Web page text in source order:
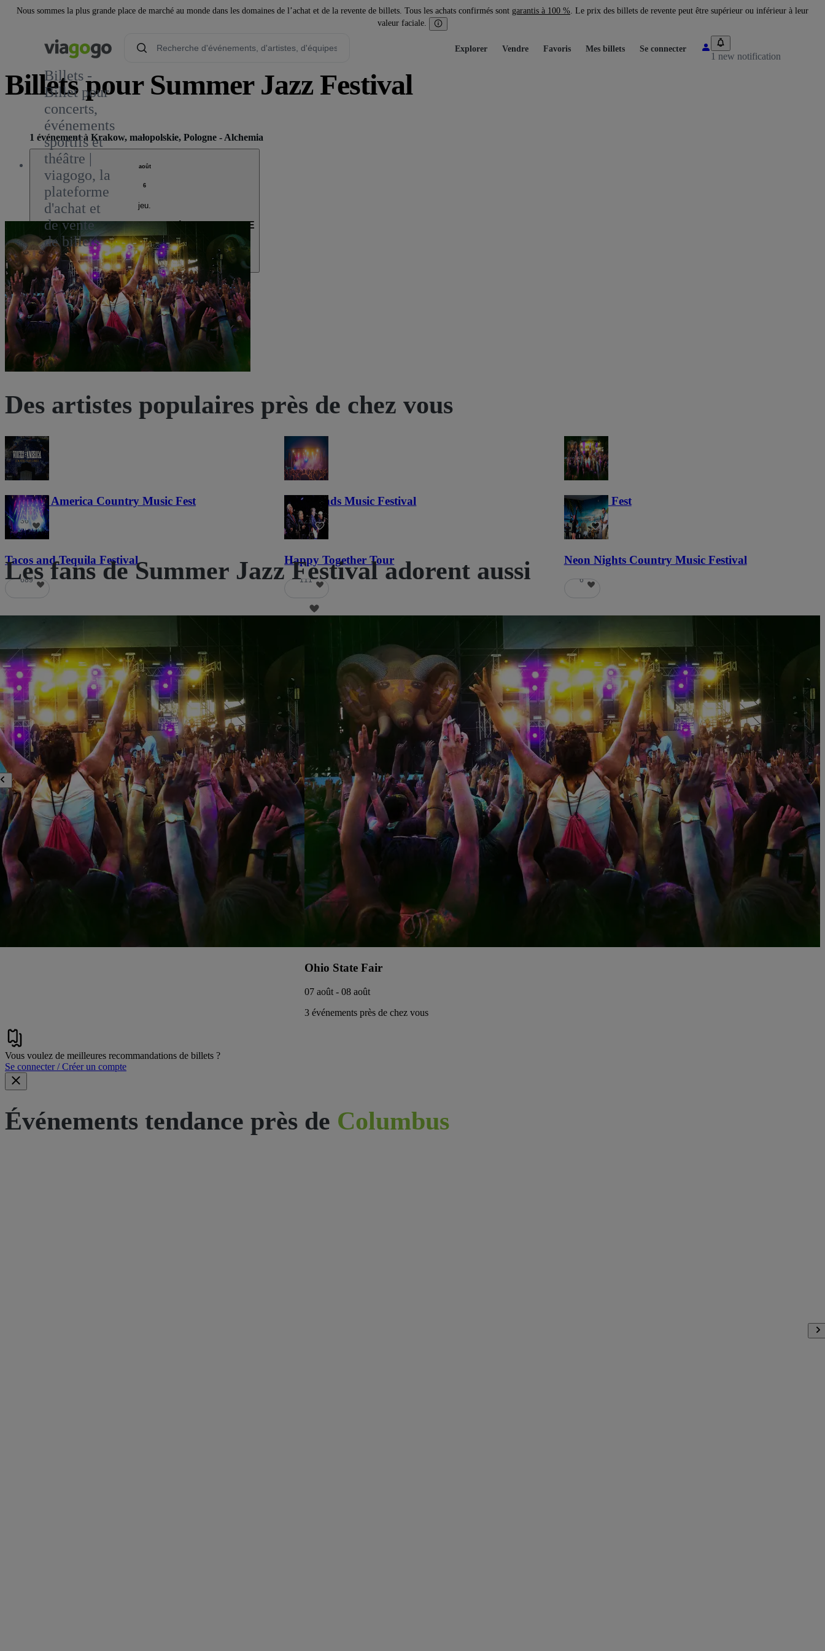
Nous sommes la plus grande place de marché au monde dans les domaines de l’achat et de la revente de billets. Tous les achats confirmés sont garantis à 100 %. Le prix des billets de revente peut être supérieur ou inférieur à leur
valeur faciale.
Billets -
Billet pour
concerts,
événements
sportifs et
théâtre |
viagogo, la
plateforme
d'achat et
de vente
de billets
Explorer Vendre Favoris Mes billets Se connecter
1 new notification
Billets pour Summer Jazz Festival
1 événement à Krakow, małopolskie, Pologne - Alchemia
août
6
jeu.
31. Summer Jazz Festival Kraków: Kwartet ONE
20:00 Krakow, małopolskie, PologneAlchemia
Alchemia
Complet
Des artistes populaires près de chez vous
Voices of America Country Music Fest
36
Lost Lands Music Festival
121
Haunted Fest
58
Tacos and Tequila Festival
689
Happy Together Tour
111
Neon Nights Country Music Festival
6
Les fans de Summer Jazz Festival adorent aussi
Ohio State Fair
07 août - 08 août
3 événements près de chez vous
Vous voulez de meilleures recommandations de billets ?
Se connecter / Créer un compte
Événements tendance près de Columbus